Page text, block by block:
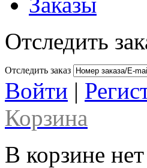
Отследить
Отследить заказ
Войти |
Корзина
В корзине